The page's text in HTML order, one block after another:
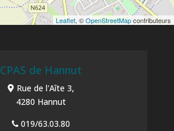
Leaflet, ©OpenStreetMapcontributeurs
CPAS de Hannut
Rue de l'Aîte 3,
4280 Hannut
019/63.03.80